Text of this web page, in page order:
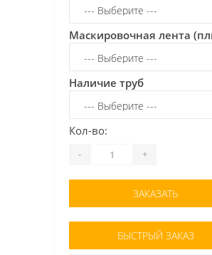
Маскировочная лента
Наличие труб
Кол-во:
- +
ЗАКАЗАТЬ
БЫСТРЫЙ ЗАКАЗ